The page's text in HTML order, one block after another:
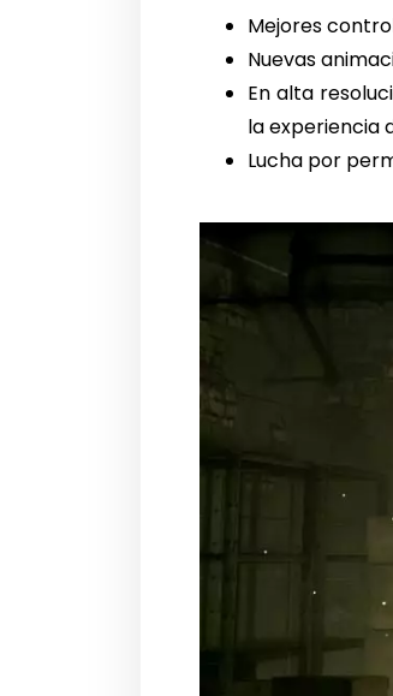
Mejores
Nuevas
En alta
la experiencia
Lucha por